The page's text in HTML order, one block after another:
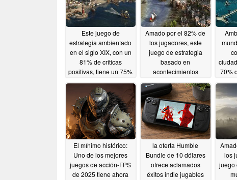
Este juego de
estrategia ambientado
en el siglo XIX, con un
81% de críticas
positivas, tiene un 75%
Steam05/19/2026
Amado por el 82% de
los jugadores, este
juego de estrategia
basado en
acontecimientos
de descuento en
Steam05/18/2026
70%
El mínimo histórico:
Uno de los mejores
juegos de acción-FPS
de 2025 tiene ahora
la oferta Humble
Bundle de 10 dólares
ofrece aclamados
éxitos indie jugables
los
juego